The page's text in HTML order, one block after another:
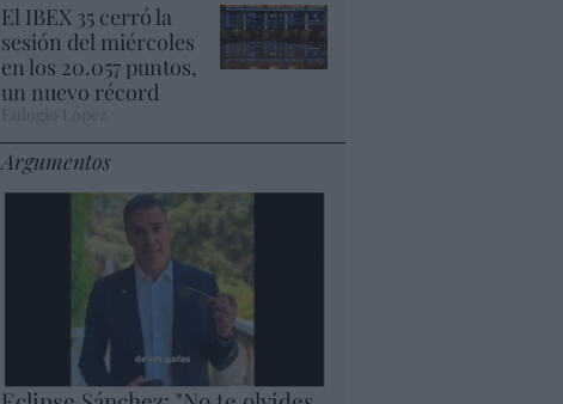
El IBEX 35 cerró la
sesión del miércoles
en los 20.057 puntos,
un nuevo récord
Argumentos